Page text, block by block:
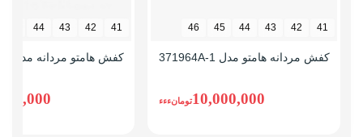
41
42
43
44
45
46
کفش مردانه هامتو مدل 371964A-1
10,000,000تومانءءء
41
42
43
44
کفش هامتو مردانه مدل 371481A-5